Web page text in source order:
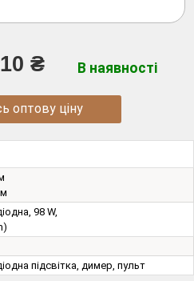
₴ В наявності
оптову ціну
98 W,
підсвітка, димер, пульт